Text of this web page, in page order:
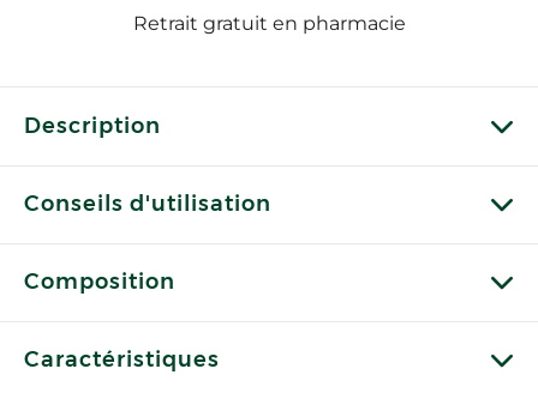
Retrait gratuit en pharmacie
Description
Conseils d'utilisation
Composition
Caractéristiques